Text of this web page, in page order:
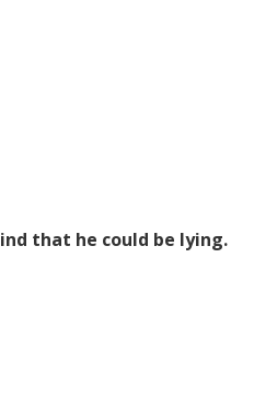
that he could be lying.